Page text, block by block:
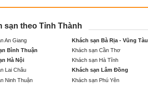
sạn theo Tỉnh Thành
An Giang Khách sạn Bà Rịa - Vũng Tàu
Bình Thuận
Khách sạn Cần Thơ
Hà Nội
Khách sạn Hà Tĩnh
Lai Châu
Khách sạn Lâm Đồng
Ninh Thuận
Khách sạn Phú Yên